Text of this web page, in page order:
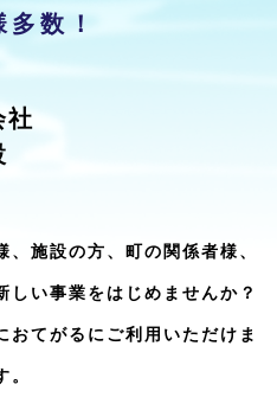
数！
社
施設の方、町の関係者様、
しい事業をはじめませんか？
おてがるにご利用いただけま
。